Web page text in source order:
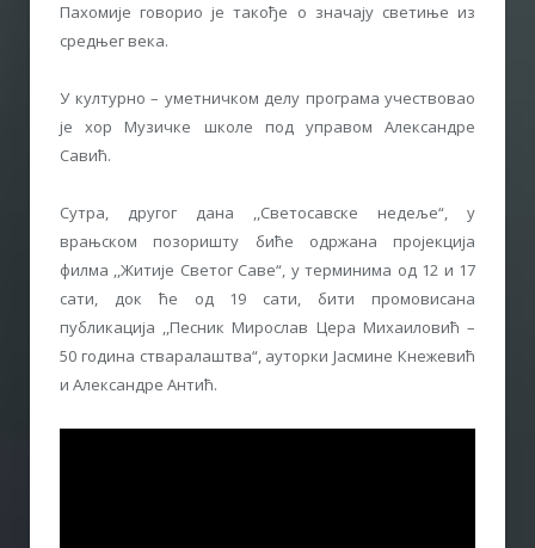
Пахомије говорио је такође о значају светиње из
средњег века.
У културно – уметничком делу програма учествовао
је хор Музичке школе под управом Александре
Савић.
Сутра, другог дана ,,Светосавске недеље“, у
врањском позоришту биће одржана пројекција
филма ,,Житије Светог Саве“, у терминима од 12 и 17
сати, док ће од 19 сати, бити промовисана
публикација ,,Песник Мирослав Цера Михаиловић –
50 година стваралаштва“, ауторки Јасмине Кнежевић
и Александре Антић.